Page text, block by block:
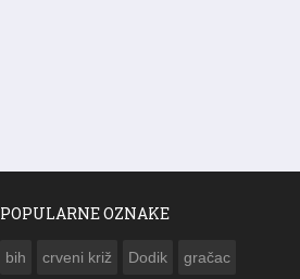
POPULARNE OZNAKE
bih crveni križ Dodik gračac